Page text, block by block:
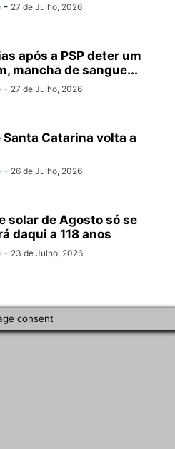
- 27 de Julho, 2026
após a PSP deter um
mancha de sangue...
- 27 de Julho, 2026
Santa Catarina volta a
- 26 de Julho, 2026
solar de Agosto só se
daqui a 118 anos
- 23 de Julho, 2026
consent